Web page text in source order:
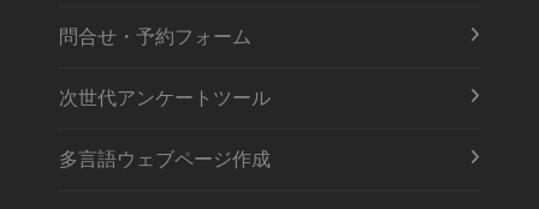
問合せ・予約フォーム
次世代アンケートツール
多言語ウェブページ作成